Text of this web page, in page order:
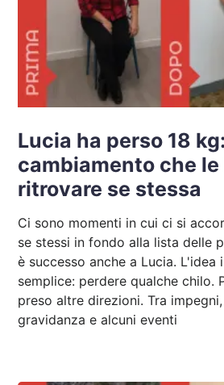
Lucia ha perso 18
cambiamento che
ritrovare se stessa
Ci sono momenti in cui ci si
se stessi in fondo alla lista delle
è successo anche a Lucia. L'idea
semplice: perdere qualche chilo.
preso altre direzioni. Tra
gravidanza e alcuni eventi